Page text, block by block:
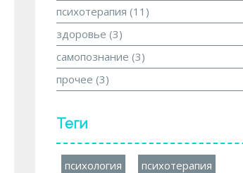
психотерапия (11)
здоровье (3)
самопознание (3)
прочее (3)
Теги
психология психотерапия